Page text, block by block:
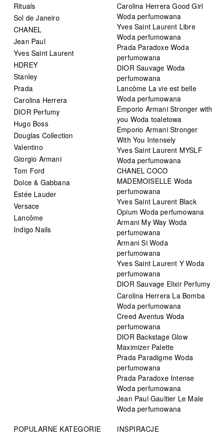
Rituals
Sol de Janeiro
CHANEL
Jean Paul
Yves Saint Laurent
HDREY
Stanley
Prada
Carolina Herrera
DIOR Perfumy
Hugo Boss
Douglas Collection
Valentino
Giorgio Armani
Tom Ford
Dolce & Gabbana
Estée Lauder
Versace
Lancôme
Indigo Nails
Carolina Herrera Good Girl
Woda perfumowana
Yves Saint Laurent Libre
Woda perfumowana
Prada Paradoxe Woda
perfumowana
DIOR Sauvage Woda
perfumowana
Lancôme La vie est belle
Woda perfumowana
Emporio Armani Stronger with
you Woda toaletowa
Emporio Armani Stronger
With You Intensely
Yves Saint Laurent MYSLF
Woda perfumowana
CHANEL COCO
MADEMOISELLE Woda
perfumowana
Yves Saint Laurent Black
Opium Woda perfumowana
Armani My Way Woda
perfumowana
Armani Si Woda
perfumowana
Yves Saint Laurent Y Woda
perfumowana
DIOR Sauvage Elixir Perfumy
Carolina Herrera La Bomba
Woda perfumowana
Creed Aventus Woda
perfumowana
DIOR Backstage Glow
Maximizer Palette
Prada Paradigme Woda
perfumowana
Prada Paradoxe Intense
Woda perfumowana
Jean Paul Gaultier Le Male
Woda perfumowana
POPULARNE KATEGORIE
INSPIRACJE